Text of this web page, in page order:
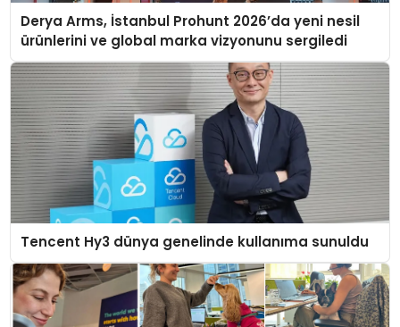
Derya Arms, İstanbul Prohunt 2026’da yeni nesil
ürünlerini ve global marka vizyonunu sergiledi
Tencent Hy3 dünya genelinde kullanıma sunuldu